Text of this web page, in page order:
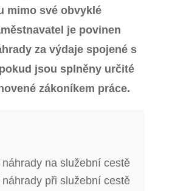
mimo své obvyklé
je povinen
za výdaje spojené s
jsou splněny určité
zákoníkem práce.
na služební cestě
při služební cestě